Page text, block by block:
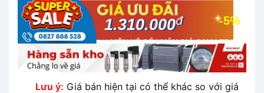
-5%
1.310.000đ
LIÊN HỆ ĐỂ NHẬN GIÁ CẠNH TRANH
NHẤT THỊ TRƯỜNG
Lưu ý: Giá bán hiện tại có thể khác so với giá